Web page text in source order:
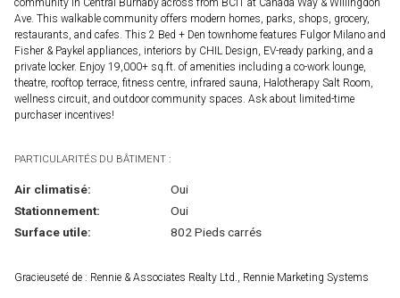
community in Central Burnaby across from BCIT at Canada Way & Willingdon
Ave. This walkable community offers modern homes, parks, shops, grocery,
restaurants, and cafes. This 2 Bed + Den townhome features Fulgor Milano and
Fisher & Paykel appliances, interiors by CHIL Design, EV-ready parking, and a
private locker. Enjoy 19,000+ sq.ft. of amenities including a co-work lounge,
theatre, rooftop terrace, fitness centre, infrared sauna, Halotherapy Salt Room,
wellness circuit, and outdoor community spaces. Ask about limited-time
purchaser incentives!
PARTICULARITÉS DU BÂTIMENT :
Air climatisé:
Oui
Stationnement:
Oui
Surface utile:
802 Pieds carrés
Gracieuseté de : Rennie & Associates Realty Ltd., Rennie Marketing Systems